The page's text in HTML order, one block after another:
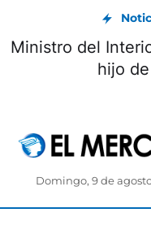
Vía Biblián-
durante
Domingo, 9 de